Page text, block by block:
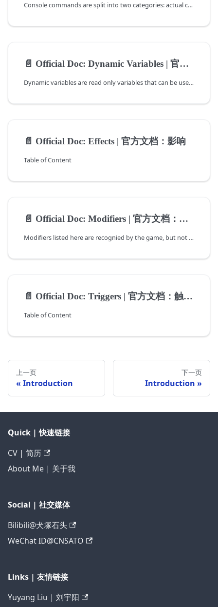
Console commands are split into two categories: actual commands and tweakable
📄️ Official Doc: Dynamic Variables | 官方文档：动态变量
Dynamic variables are read only variables that can be used in effects &
📄️ Official Doc: Effects | 官方文档：影响
Table of Content
📄️ Official Doc: Modifiers | 官方文档：修改值
Modifiers listed here are recognied by the game, but not necessarily used
📄️ Official Doc: Triggers | 官方文档：触发器
Table of Content
上一页
Introduction
下一页
Introduction
Quick | 快速链接
CV | 简历
About Me | 关于我
Social | 社交媒体
Bilibili@犬塚石头
WeChat ID@CNSATO
Links | 友情链接
Yuyang Liu | 刘宇阳